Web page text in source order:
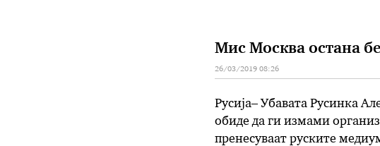
Мис Москва остана
26/03/2019 08:26
Русија– Убавата Русинка
обиде да ги измами
пренесуваат руските